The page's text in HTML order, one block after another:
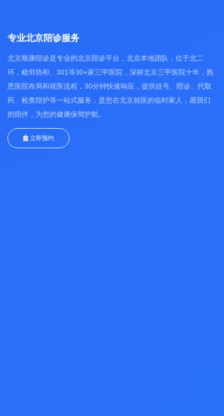
专业北京陪诊服务
北京顺康陪诊是专业的北京陪诊平台，北京本地团队，位于北二
环，毗邻协和、301等30+家三甲医院，深耕北京三甲医院十年，熟
悉医院布局和就医流程，30分钟快速响应，提供挂号、陪诊、代取
药、检查陪护等一站式服务，是您在北京就医的临时家人，愿我们
的陪伴，为您的健康保驾护航。
立即预约